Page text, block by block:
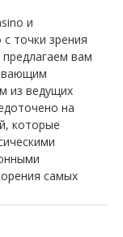
и
точки зрения
вам
из ведущих
на
которые
самых